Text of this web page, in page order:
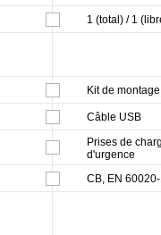
1 (total) / 1
Kit de
Câble USB
Prises de
d'urgence
CB, EN